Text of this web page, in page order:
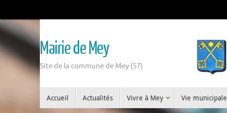
Mairie de Mey
Site de la commune de Mey (57)
Accueil Actualités Vivre à Mey Vie municipale